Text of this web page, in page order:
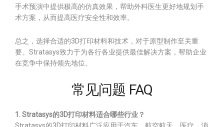
手术预演中提供极高的仿真效果，帮助外科医生更好地规划手
术方案，从而提高医疗安全性和效率。
总之，选择合适的3D打印材料和技术，对于原型制作至关重
要。Stratasys致力于为各行各业提供最佳解决方案，帮助企业
在竞争中保持领先地位。
常见问题 FAQ
1. Stratasys的3D打印材料适合哪些行业？